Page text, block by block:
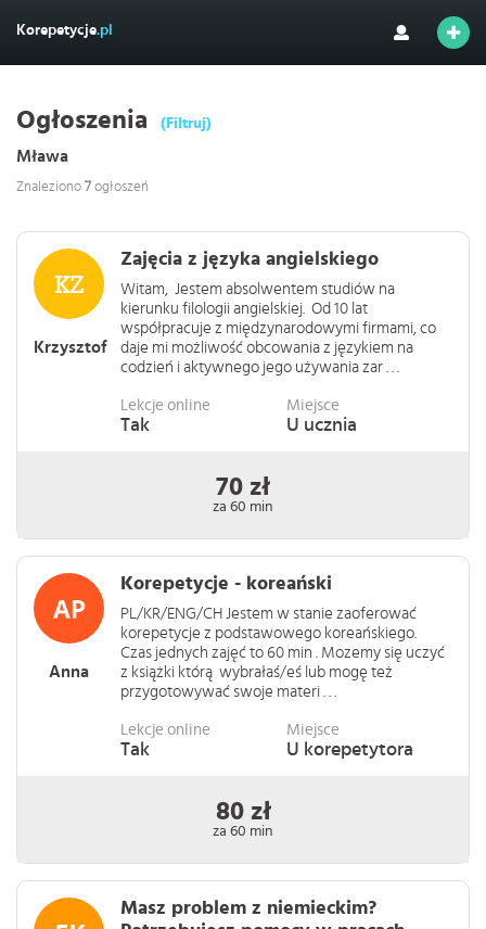
Korepetycje.pl
Ogłoszenia (Filtruj)
Mława
Znaleziono 7 ogłoszeń
Krzysztof
Zajęcia z języka angielskiego
Witam, Jestem absolwentem studiów na
kierunku filologii angielskiej. Od 10 lat
współpracuje z międzynarodowymi firmami, co
daje mi możliwość obcowania z językiem na
codzień i aktywnego jego używania zar . . .
Lekcje online
Tak
Miejsce
U ucznia
70 zł
za 60 min
Anna
Korepetycje - koreański
PL/KR/ENG/CH Jestem w stanie zaoferować
korepetycje z podstawowego koreańskiego.
Czas jednych zajęć to 60 min . Mozemy się uczyć
z książki którą wybrałaś/eś lub mogę też
przygotowywać swoje materi . . .
Lekcje online
Tak
Miejsce
U korepetytora
80 zł
za 60 min
Masz problem z niemieckim?